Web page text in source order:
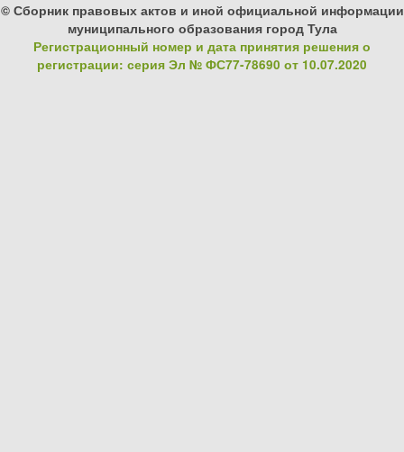
© Сборник правовых актов и иной официальной информации
муниципального образования город Тула
Регистрационный номер и дата принятия решения о
регистрации: серия Эл № ФС77-78690 от 10.07.2020